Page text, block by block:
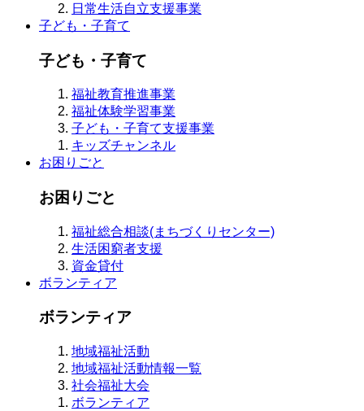
日常生活自立支援事業
子ども・子育て
子ども・子育て
福祉教育推進事業
福祉体験学習事業
子ども・子育て支援事業
キッズチャンネル
お困りごと
お困りごと
福祉総合相談(まちづくりセンター)
生活困窮者支援
資金貸付
ボランティア
ボランティア
地域福祉活動
地域福祉活動情報一覧
社会福祉大会
ボランティア